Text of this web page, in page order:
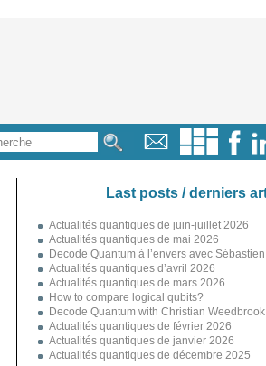
Last posts / derniers
Actualités quantiques de juin-juillet 2026
Actualités quantiques de mai 2026
Decode Quantum à l’envers avec
Actualités quantiques d’avril 2026
Actualités quantiques de mars 2026
How to compare logical qubits?
Decode Quantum with Christian
Actualités quantiques de février 2026
Actualités quantiques de janvier 2026
Actualités quantiques de décembre 2025